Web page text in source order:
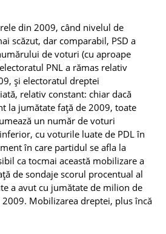
din 2009, când nivelul de
scăzut, dar comparabil, PSD a
de voturi (cu aproape
PNL a rămas relativ
și electoratul dreptei
relativ constant: chiar dacă
la jumătate față de 2009, toate
un număr de voturi
cu voturile luate de PDL în
în care partidul se afla la
ca tocmai această mobilizare a
de sondaje scorul procentual al
a avut cu jumătate de milion de
Mobilizarea dreptei, plus încă